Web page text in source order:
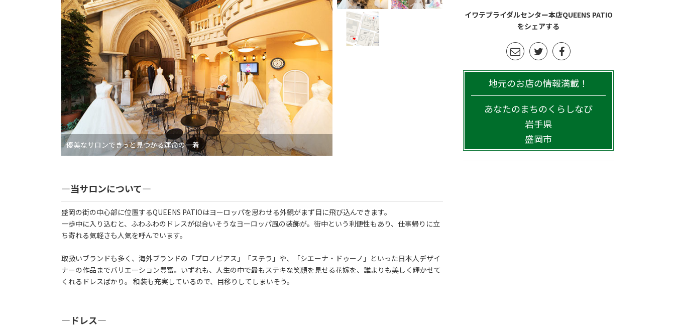
優美なサロンできっと見つかる運命の一着
―当サロンについて―
盛岡の街の中心部に位置するQUEENS PATIOはヨーロッパを思わせる外観がまず目に飛び込んできます。
一歩中に入り込むと、ふわふわのドレスが似合いそうなヨーロッパ風の装飾が。街中という利便性もあり、仕事帰りに立
ち寄れる気軽さも人気を呼んでいます。
取扱いブランドも多く、海外ブランドの「プロノビアス」「ステラ」や、「シエーナ・ドゥーノ」といった日本人デザイ
ナーの作品までバリエーション豊富。いずれも、人生の中で最もステキな笑顔を見せる花嫁を、誰よりも美しく輝かせて
くれるドレスばかり。 和装も充実しているので、目移りしてしまいそう。
―ドレス―
イワテブライダルセンター本店QUEENS PATIO
をシェアする
地元のお店の情報満載！
あなたのまちのくらしなび
岩手県
盛岡市